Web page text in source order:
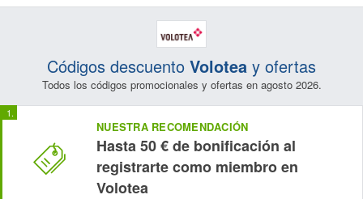
Códigos descuento Volotea y ofertas
Todos los códigos promocionales y ofertas en agosto 2026.
NUESTRA RECOMENDACIÓN
Hasta 50 € de bonificación al
registrarte como miembro en
Volotea